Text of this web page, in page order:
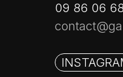
09 86 06